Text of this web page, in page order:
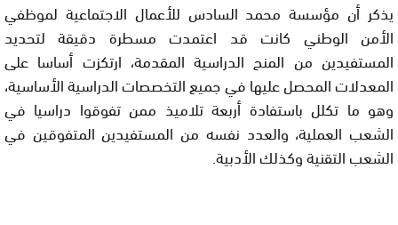
يذكر أن مؤسسة محمد السادس للأعمال الاجتماعية لموظفي
الأمن الوطني كانت قد اعتمدت مسطرة دقيقة لتحديد
المستفيدين من المنح الدراسية المقدمة، ارتكزت أساسا على
المعدلات المحصل عليها في جميع التخصصات الدراسية الأساسية،
وهو ما تكلل باستفادة أربعة تلاميذ ممن تفوقوا دراسيا في
الشعب العملية، والعدد نفسه من المستفيدين المتفوقين في
الشعب التقنية وكذلك الأدبية.